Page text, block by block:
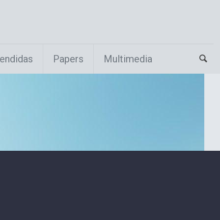
Papers Multimedia